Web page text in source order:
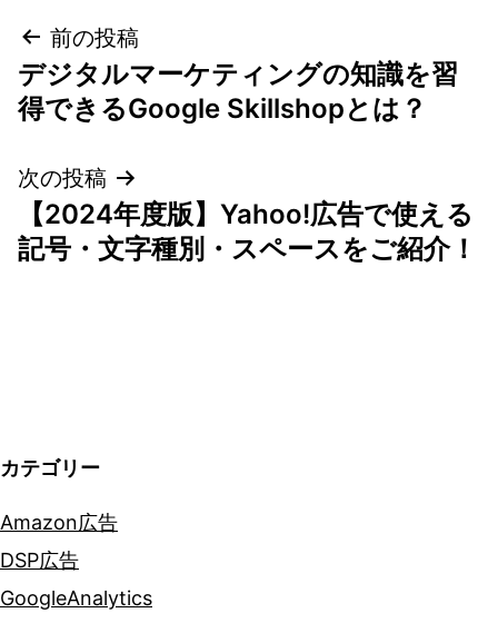
投
稿
ビ
ゲ
ン
前の投稿
デジタルマーケティングの知識を習
得できるGoogle Skillshopとは？
次の投稿
【2024年度版】Yahoo!広告で使える
記号・文字種別・スペースをご紹介！
カテゴリー
Amazon広告
DSP広告
GoogleAnalytics